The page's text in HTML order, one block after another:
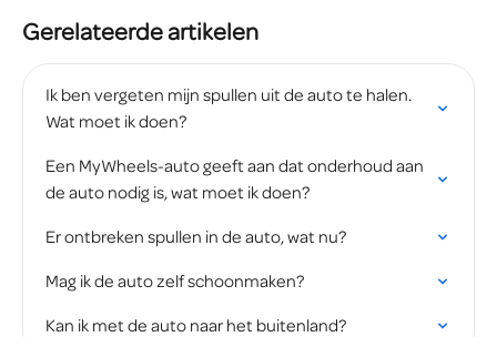
Gerelateerde artikelen
Ik ben vergeten mijn spullen uit de auto te halen.
Wat moet ik doen?
Een MyWheels-auto geeft aan dat onderhoud aan
de auto nodig is, wat moet ik doen?
Er ontbreken spullen in de auto, wat nu?
Mag ik de auto zelf schoonmaken?
Kan ik met de auto naar het buitenland?